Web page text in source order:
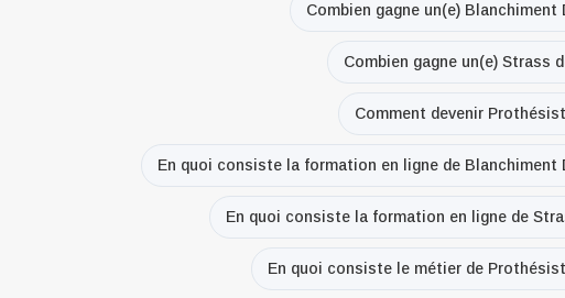
Combien gagne un(e) Blanchiment
Combien gagne un(e) Strass
Comment devenir
En quoi consiste la formation en ligne de Blanchiment
En quoi consiste la formation en ligne de
En quoi consiste le métier de